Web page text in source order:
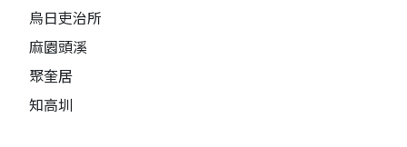
烏日吏治所
麻園頭溪
聚奎居
知高圳